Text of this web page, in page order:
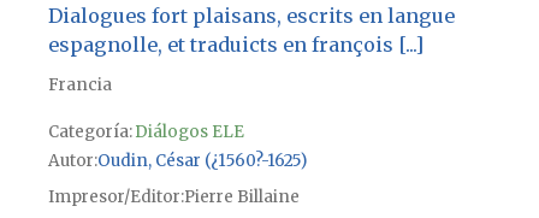
Dialogues fort plaisans, escrits en langue
espagnolle, et traduicts en françois [...]
Francia
Categoría:Diálogos ELE
Autor Oudin, César (¿1560?-1625)
Impresor/Editor Pierre Billaine